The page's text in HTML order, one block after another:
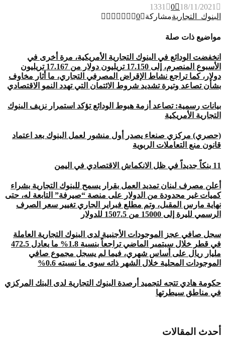
18/11/2021
0
1331
البنوك_التجاريةمشاركة 0
مواضيع ذات صلة
انخفضت الودائع في البنوك التجارية الأمريكية، مرة أخرى في
الأسبوع المنصرم، إلى 17.150 تريليون دولار من 17.167 تريليون
دولار، كما تراجع نشاط الإقراض المصرفي التجاري، ما أثار مخاوف
بشأن تصاعد وتيرة تشديد شروط الائتمان التي تهدد النمو الاقتصادي
بيانات رسمية: تصاعد أزمة هبوط الودائع تؤكد استمرار نزيف البنوك
التجارية الأمريكية
(حصري) مركزي صنعاء يصدر أول منشور لعمل البنوك بعد اعتماد
قانون منع التعاملات الربوية
11 بنكاً جديداً في ظل الانكماش الاقتصادي في اليمن
أعلن مصرف لبنان تمديد العمل بقرار يسمح للبنوك التجارية بشراء
كميات غير محدودة من الدولار على منصة “صيرفة” التابعة له، حتى
نهاية مارس المقبل، وتم مطلع فبراير الجاري تغيير سعر الصرف
الرسمي لليرة إلى 15000 من 1507.5 للدولار
سجل صافي عجز الموجودات الأجنبية لدى البنوك التجارية العاملة
في قطر خلال سبتمبر الماضي تراجعاً بنسبة 1.8% ما يعادل 472.5
مليار ريال على أساس شهري، فيما لم يسجل مجموع صافي
الموجودات المحلية خلال الشهر ذاته سوى ما نسبته 0.6%
حكومة هادي تتجه لتجميد أرصدة البنوك التجارية لدى البنك المركزي
في مناطق سيطرتها
أحدث المقالات